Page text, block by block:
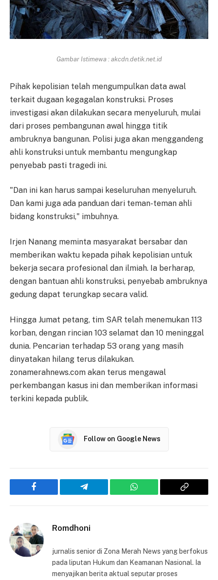
Gambar Istimewa : akcdn.detik.net.id
Pihak kepolisian telah mengumpulkan data awal
terkait dugaan kegagalan konstruksi. Proses
investigasi akan dilakukan secara menyeluruh, mulai
dari proses pembangunan awal hingga titik
ambruknya bangunan. Polisi juga akan menggandeng
ahli konstruksi untuk membantu mengungkap
penyebab pasti tragedi ini.
"Dan ini kan harus sampai keseluruhan menyeluruh.
Dan kami juga ada panduan dari teman-teman ahli
bidang konstruksi," imbuhnya.
Irjen Nanang meminta masyarakat bersabar dan
memberikan waktu kepada pihak kepolisian untuk
bekerja secara profesional dan ilmiah. Ia berharap,
dengan bantuan ahli konstruksi, penyebab ambruknya
gedung dapat terungkap secara valid.
Hingga Jumat petang, tim SAR telah menemukan 113
korban, dengan rincian 103 selamat dan 10 meninggal
dunia. Pencarian terhadap 53 orang yang masih
dinyatakan hilang terus dilakukan.
zonamerahnews.com akan terus mengawal
perkembangan kasus ini dan memberikan informasi
terkini kepada publik.
Follow on Google News
Facebook Telegram WhatsApp
Copy
Romdhoni
jurnalis senior di Zona Merah News yang berfokus
pada liputan Hukum dan Keamanan Nasional. Ia
menyajikan berita aktual seputar proses